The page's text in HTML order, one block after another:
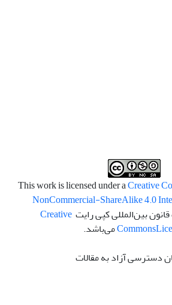
Creative
NonCommercial-ShareAlike 4.0
بین‌المللی کپی رایتCreative
Commonsمی‌باشد.